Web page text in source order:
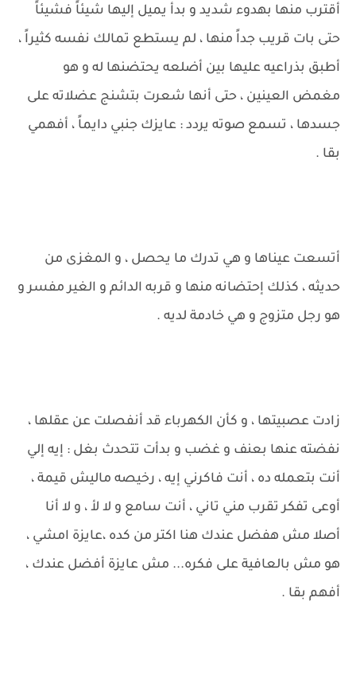
أقترب منها بهدوء شديد و بدأ يميل إليها شيئاً فشيئاً
حتى بات قريب جداً منها ، لم يستطع تمالك نفسه كثيراً ،
أطبق بذراعيه عليها بين أضلعه يحتضنها له و هو
مغمض العينين ، حتى أنها شعرت بتشنج عضلاته على
جسدها ، تسمع صوته يردد : عايزك جنبي دايماً ، أفهمي
بقا .
أتسعت عيناها و هي تدرك ما يحصل ، و المغزى من
حديثه ، كذلك إحتضانه منها و قربه الدائم و الغير مفسر و
هو رجل متزوج و هي خادمة لديه .
زادت عصبيتها ، و كأن الكهرباء قد أنفصلت عن عقلها ،
نفضته عنها بعنف و غضب و بدأت تتحدث بغل : إيه إلي
أنت بتعمله ده ، أنت فاكرني إيه ، رخيصه ماليش قيمة ،
أوعى تفكر تقرب مني تاني ، أنت سامع و لا لأ ، و لا أنا
أصلا مش هفضل عندك هنا اكتر من كده ،عايزة امشي ،
هو مش بالعافية على فكره... مش عايزة أفضل عندك ،
أفهم بقا .